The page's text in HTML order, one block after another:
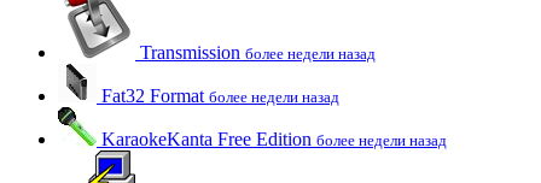
Transmission более недели назад
Fat32 Format более недели назад
KaraokeKanta Free Edition более недели назад